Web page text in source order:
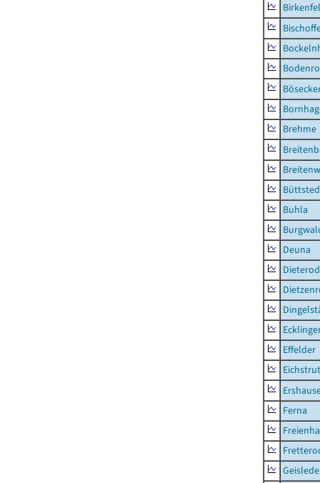
Brehme
Buhla
Deuna
Effelder
Ferna